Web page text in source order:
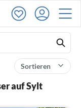
Sortieren
auf Sylt